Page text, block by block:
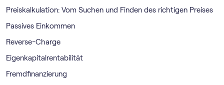
Preiskalkulation: Vom Suchen und Finden des richtigen Preises
Passives Einkommen
Reverse-Charge
Eigenkapitalrentabilität
Fremdfinanzierung